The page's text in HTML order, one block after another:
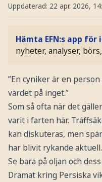
Uppdaterad: 22 apr. 2026,
Hämta EFN:s app för
nyheter, analyser,
”En cyniker är en
värdet på inget.”
Som så ofta när det
varit i farten här.
kan diskuteras, men
har blivit rykande aktuell.
Se bara på oljan och
Dramat kring Persiska